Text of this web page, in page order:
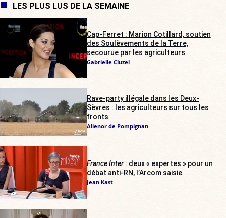
LES PLUS LUS DE LA SEMAINE
Cap-Ferret : Marion Cotillard, soutien
des Soulèvements de la Terre,
secourue par les agriculteurs
Gabrielle Cluzel
Rave-party illégale dans les Deux-
Sèvres : les agriculteurs sur tous les
fronts
Alienor de Pompignan
France Inter: deux « expertes » pour un
débat anti-RN, l’Arcom saisie
Jean Kast